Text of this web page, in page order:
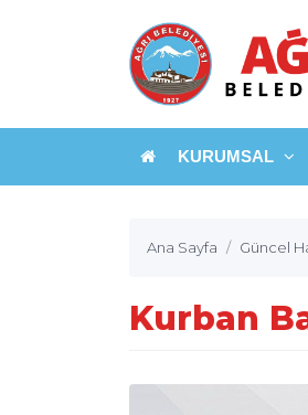
KURUMSAL
Ana Sayfa Güncel
Kurban